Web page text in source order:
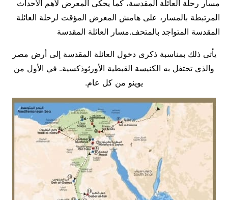
مسار رحلة العائلة المقدسة، كما يحكى المعرض لأهم الأحداث
المرتبطة بالمسار، على هامش المعرض المؤقت لرحلة العائلة
المقدسة المتواجد بالمتحف.مسار العائلة المقدسة
يأتى ذلك بمناسبة ذكرى دخول العائلة المقدسة إلى أرض مصر
والذى تحتفل به الكنيسة القبطية الأورثوذكسيةـ في الأول من
يوينو من كل عام.